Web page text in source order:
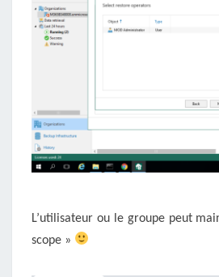
L’utilisateur ou le groupe peut
scope »